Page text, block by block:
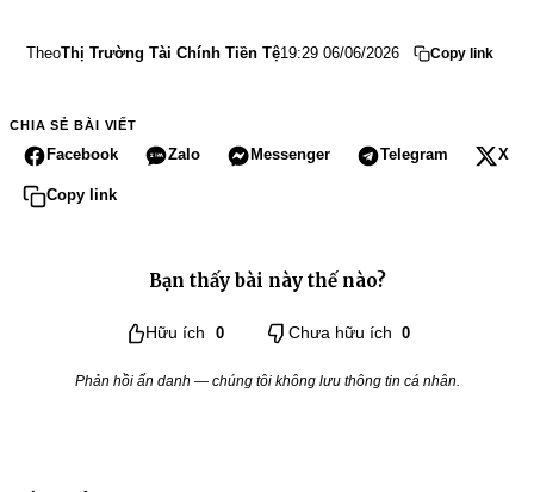
TheoThị Trường Tài Chính Tiền Tệ19:29 06/06/2026 Copy link
CHIA SẺ BÀI VIẾT
Facebook Zalo Messenger Telegram X
Copy link
Bạn thấy bài này thế nào?
Hữu ích 0 Chưa hữu ích 0
Phản hồi ẩn danh — chúng tôi không lưu thông tin cá nhân.